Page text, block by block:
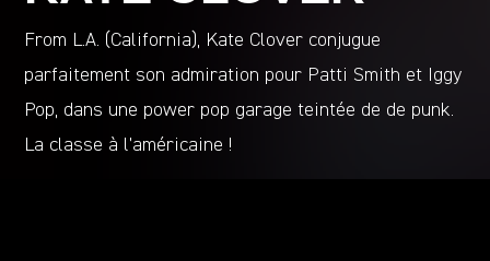
From L.A. (California), Kate Clover conjugue
parfaitement son admiration pour Patti Smith et Iggy
Pop, dans une power pop garage teintée de de punk.
La classe à l’américaine !